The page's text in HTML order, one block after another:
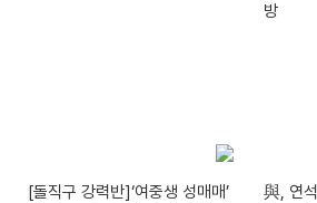
방
[돌직구 강력반]‘여중생 성매매’
與, 연